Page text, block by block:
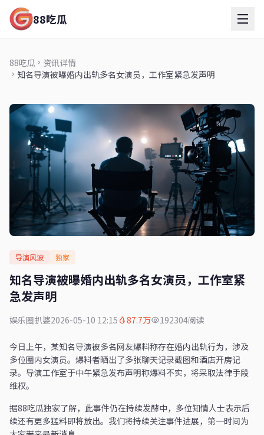
88吃瓜
88吃瓜
资讯详情
知名导演被曝婚内出轨多名女演员，工作室紧急发声明
导演风波 独家
知名导演被曝婚内出轨多名女演员，工作室紧
急发声明
娱乐圈扒婆2026-05-10 12:15 87.7万 192304阅读
今日上午，某知名导演被多名网友爆料称存在婚内出轨行为，涉及
多位圈内女演员。爆料者晒出了多张聊天记录截图和酒店开房记
录。导演工作室于中午紧急发布声明称爆料不实，将采取法律手段
维权。
据88吃瓜独家了解，此事件仍在持续发酵中，多位知情人士表示后
续还有更多猛料即将放出。我们将持续关注事件进展，第一时间为